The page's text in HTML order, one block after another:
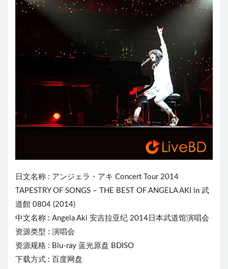
日文名称 : アンジェラ・アキ Concert Tour 2014
TAPESTRY OF SONGS – THE BEST OF ANGELA AKI in 武
道館 0804 (2014)
中文名称 : Angela Aki 安吉拉亚纪 2014日本武道馆演唱会
资源类型 : 演唱会
资源规格 : Blu-ray 蓝光原盘 BDISO
下载方式 : 百度网盘